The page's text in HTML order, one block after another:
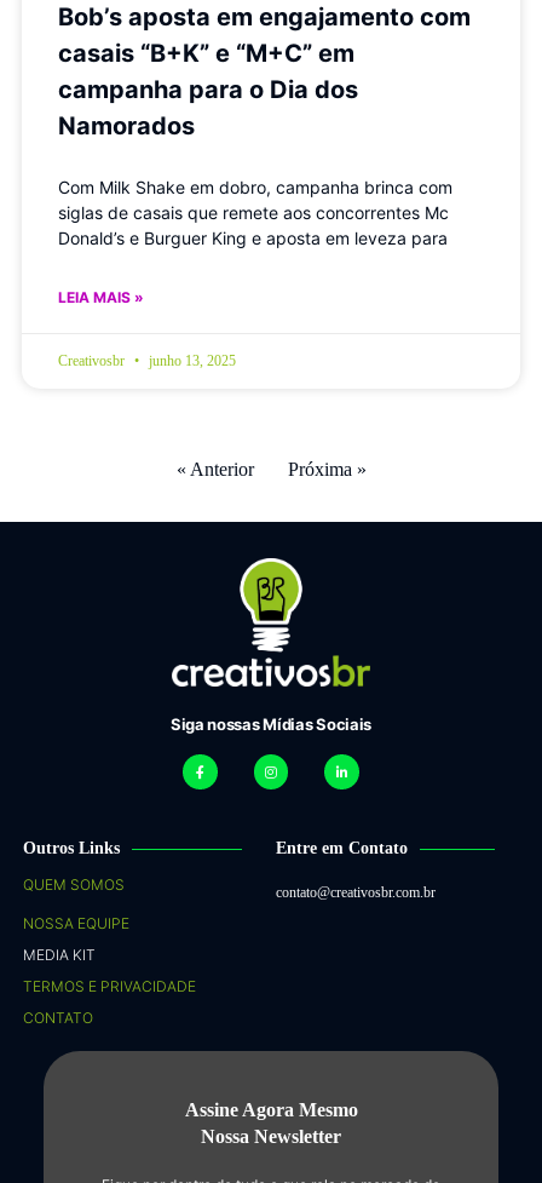
Bob’s aposta em engajamento com
casais “B+K” e “M+C” em
campanha para o Dia dos
Namorados
Com Milk Shake em dobro, campanha brinca com
siglas de casais que remete aos concorrentes Mc
Donald’s e Burguer King e aposta em leveza para
LEIA MAIS »
Creativosbr junho 13, 2025
« Anterior Próxima »
Siga nossas Mídias Sociais
Outros Links
QUEM SOMOS
NOSSA EQUIPE
MEDIA KIT
TERMOS E PRIVACIDADE
CONTATO
Entre em Contato
contato@creativosbr.com.br
Assine Agora Mesmo
Nossa Newsletter